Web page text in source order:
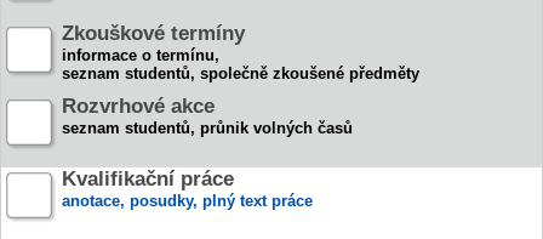
Zkouškové termíny
informace o termínu,
seznam studentů, společně zkoušené předměty
Rozvrhové akce
seznam studentů, průnik volných časů
Kvalifikační práce
anotace, posudky, plný text práce